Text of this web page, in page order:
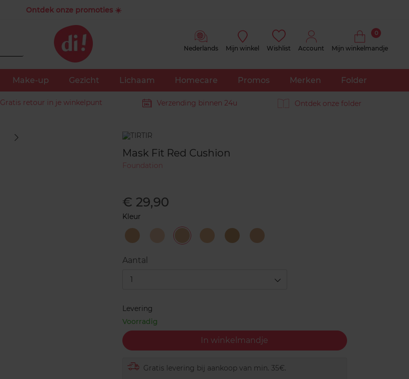
Ontdek onze promoties ☀️
Nederlands Mijn winkel Wishlist Account Mijn winkelmandje
0
Make-up Gezicht Lichaam Homecare Promos Merken Folder
Gratis retour in je winkelpunt Verzending binnen 24u Ontdek onze folder
Merk
Mask Fit Red Cushion
Foundation
€ 29,90
Kleur
Camel Ivory Latte Mocha Natural
Beige
Sand
Aantal
1
Levering
Voorradig
In winkelmandje
Gratis levering bij aankoop van min. 35€.